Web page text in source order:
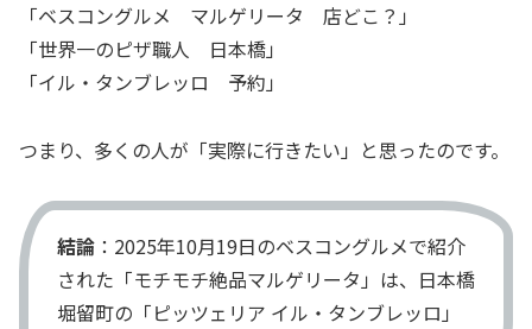
「ベスコングルメ マルゲリータ 店どこ？」
「世界一のピザ職人 日本橋」
「イル・タンブレッロ 予約」
つまり、多くの人が「実際に行きたい」と思ったのです。
結論 ：2025年10月19日のベスコングルメで紹介
された「モチモチ絶品マルゲリータ」は、日本橋
堀留町の「ピッツェリア イル・タンブレッロ」